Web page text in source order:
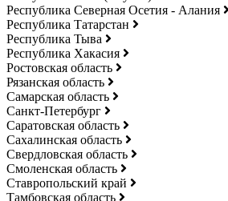
Республика Северная Осетия - Алания
Республика Татарстан
Республика Тыва
Республика Хакасия
Ростовская область
Рязанская область
Самарская область
Санкт-Петербург
Саратовская область
Сахалинская область
Свердловская область
Смоленская область
Ставропольский край
Тамбовская область